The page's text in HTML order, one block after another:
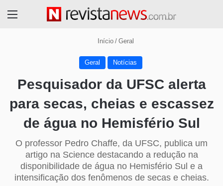
Início / Geral
Geral Notícias
Pesquisador da UFSC alerta
para secas, cheias e escassez
de água no Hemisfério Sul
O professor Pedro Chaffe, da UFSC, publica um
artigo na Science destacando a redução na
disponibilidade de água no Hemisfério Sul e a
intensificação dos fenômenos de secas e cheias.